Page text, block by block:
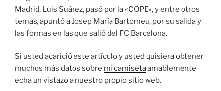
Madrid, Luis Suárez, pasó por la «COPE», y entre otros
temas, apuntó a Josep María Bartomeu, por su salida y
las formas en las que salió del FC Barcelona.
Si usted acarició este artículo y usted quisiera obtener
muchos más datos sobre mi camisetaamablemente
echa un vistazo a nuestro propio sitio web.